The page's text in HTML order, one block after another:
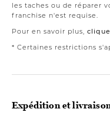
les taches ou de réparer
franchise n'est requise.
Pour en savoir plus,
* Certaines restrictions
Expédition et